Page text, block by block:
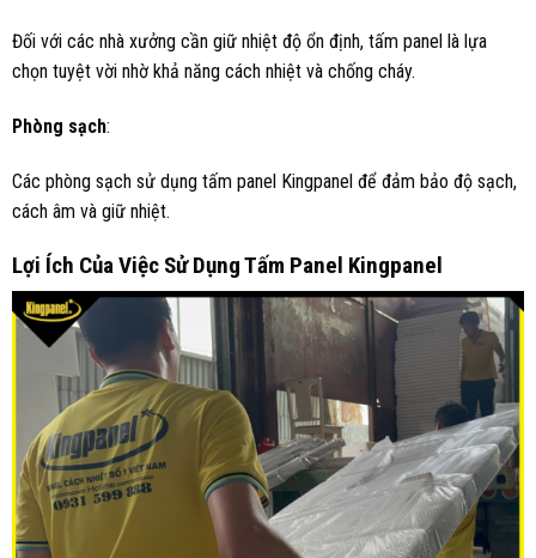
Đối với các nhà xưởng cần giữ nhiệt độ ổn định, tấm panel là lựa
chọn tuyệt vời nhờ khả năng cách nhiệt và chống cháy.
Phòng sạch:
Các phòng sạch sử dụng tấm panel Kingpanel để đảm bảo độ sạch,
cách âm và giữ nhiệt.
Lợi Ích Của Việc Sử Dụng Tấm Panel Kingpanel